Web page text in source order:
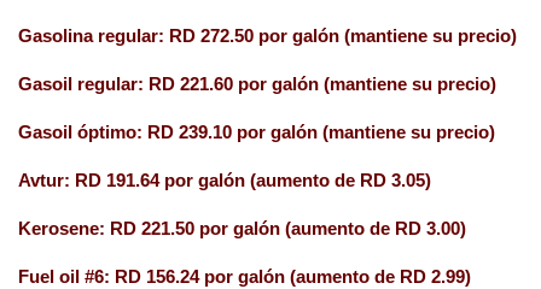
Gasolina regular: RD 272.50 por galón (mantiene su precio)
Gasoil regular: RD 221.60 por galón (mantiene su precio)
Gasoil óptimo: RD 239.10 por galón (mantiene su precio)
Avtur: RD 191.64 por galón (aumento de RD 3.05)
Kerosene: RD 221.50 por galón (aumento de RD 3.00)
Fuel oil #6: RD 156.24 por galón (aumento de RD 2.99)